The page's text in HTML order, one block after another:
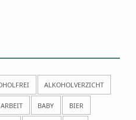
ALKOHOLVERZICHT
ARBEIT BABY BIER